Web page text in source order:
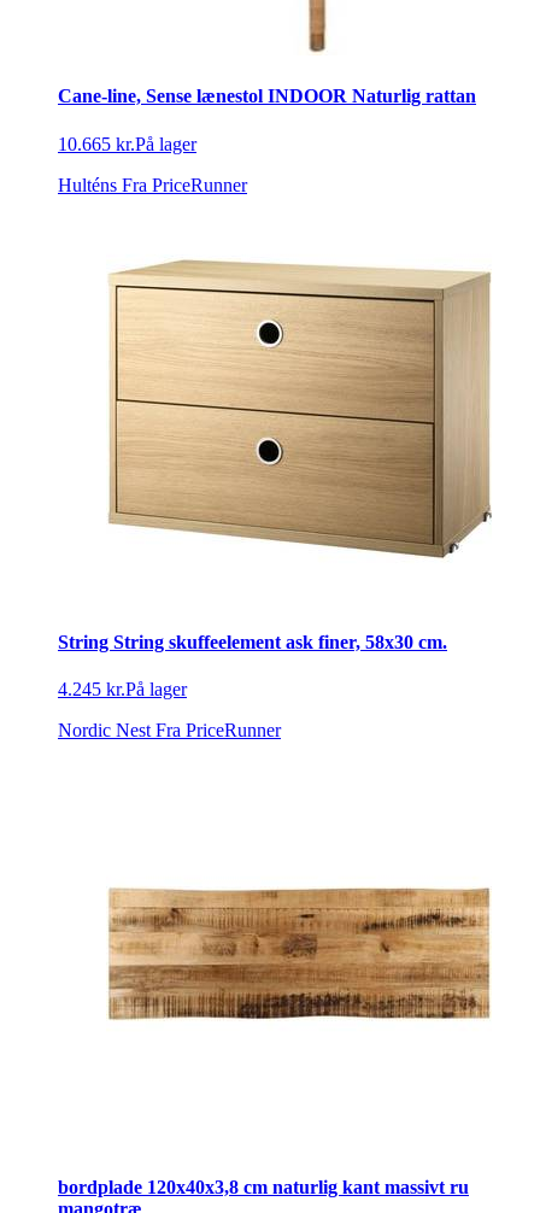
Cane-line, Sense lænestol INDOOR Naturlig rattan
10.665 kr.På lager
Hulténs Fra PriceRunner
String String skuffeelement ask finer, 58x30 cm.
4.245 kr.På lager
Nordic Nest Fra PriceRunner
bordplade 120x40x3,8 cm naturlig kant massivt ru